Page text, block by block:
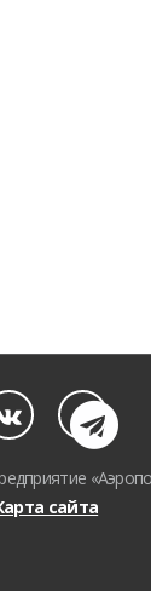
сайта